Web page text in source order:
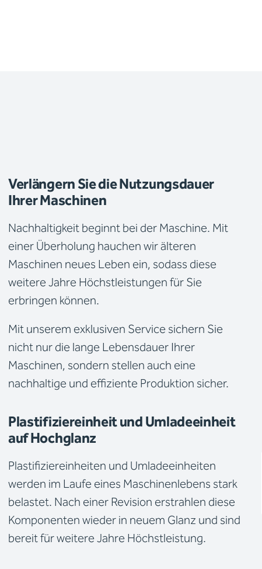
Verlängern Sie die Nutzungsdauer
Ihrer Maschinen
Nachhaltigkeit beginnt bei der Maschine. Mit
einer Überholung hauchen wir älteren
Maschinen neues Leben ein, sodass diese
weitere Jahre Höchstleistungen für Sie
erbringen können.
Mit unserem exklusiven Service sichern Sie
nicht nur die lange Lebensdauer Ihrer
Maschinen, sondern stellen auch eine
nachhaltige und effiziente Produktion sicher.
Plastifiziereinheit und Umladeeinheit
auf Hochglanz
Plastifiziereinheiten und Umladeeinheiten
werden im Laufe eines Maschinenlebens stark
belastet. Nach einer Revision erstrahlen diese
Komponenten wieder in neuem Glanz und sind
bereit für weitere Jahre Höchstleistung.